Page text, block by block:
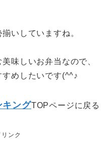
いしていますね。
味しいお弁当なので、
めしたいです(^^♪
キングTOPページに戻る
ンク